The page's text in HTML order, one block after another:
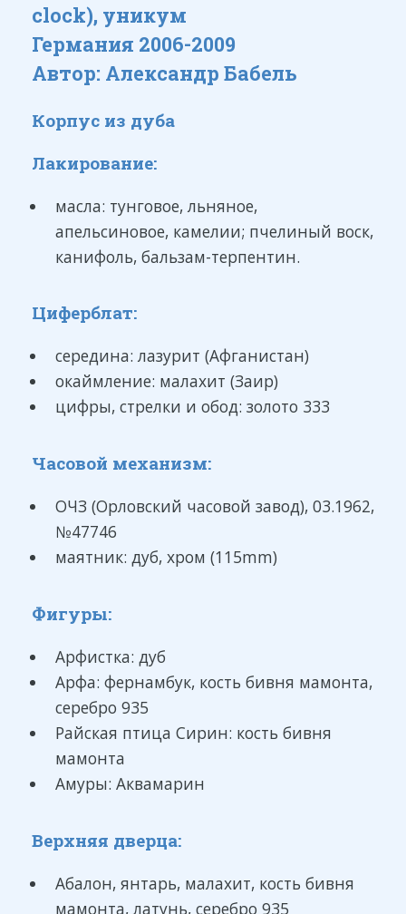
clock), уникум
Германия 2006-2009
Автор: Александр Бабель
Корпус из дуба
Лакирование:
масла: тунговое, льняное,
апельсиновое, камелии; пчелиный воск,
канифоль, бальзам-терпентин.
Циферблат:
середина: лазурит (Афганистан)
окаймление: малахит (Заир)
цифры, стрелки и обод: золото 333
Часовой механизм:
ОЧЗ (Орловский часовой завод), 03.1962,
№47746
маятник: дуб, хром (115mm)
Фигуры:
Арфистка: дуб
Арфа: фернамбук, кость бивня мамонта,
серебро 935
Райская птица Сирин: кость бивня
мамонта
Амуры: Аквамарин
Верхняя дверца:
Абалон, янтарь, малахит, кость бивня
мамонта, латунь, серебро 935